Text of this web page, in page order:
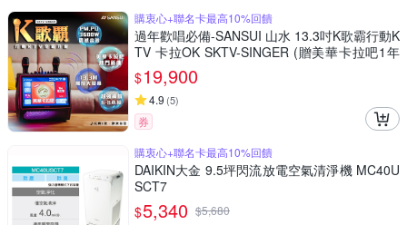
購衷心+聯名卡最高10%回饋
過年歡唱必備-SANSUI 山水 13.3吋K歌霸行動K
TV 卡拉OK SKTV-SINGER (贈美華卡拉吧1年
份)
$19,900
4.9 (5)
券
購衷心+聯名卡最高10%回饋
DAIKIN大金 9.5坪閃流放電空氣清淨機 MC40U
SCT7
$5,340 $5,680